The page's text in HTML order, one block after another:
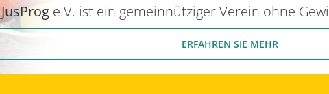
JusProge.V. ist ein gemeinnütziger Verein ohne
ERFAHREN SIE MEHR